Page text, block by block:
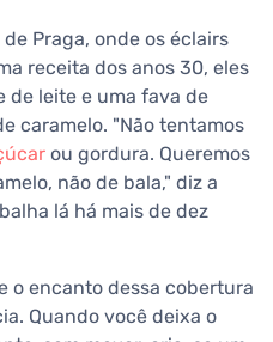
Praga, onde os éclairs
receita dos anos 30, eles
de leite e uma fava de
caramelo. "Não tentamos
ou gordura. Queremos
não de bala," diz a
lá há mais de dez
o encanto dessa cobertura
Quando você deixa o